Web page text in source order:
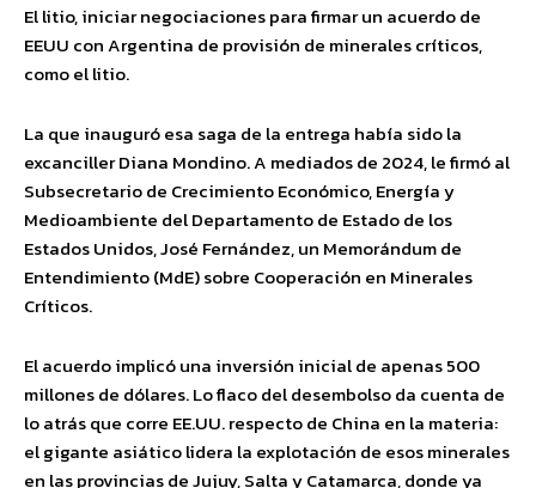
El litio, iniciar negociaciones para firmar un acuerdo de
EEUU con Argentina de provisión de minerales críticos,
como el litio.
La que inauguró esa saga de la entrega había sido la
excanciller Diana Mondino. A mediados de 2024, le firmó al
Subsecretario de Crecimiento Económico, Energía y
Medioambiente del Departamento de Estado de los
Estados Unidos, José Fernández, un Memorándum de
Entendimiento (MdE) sobre Cooperación en Minerales
Críticos.
El acuerdo implicó una inversión inicial de apenas 500
millones de dólares. Lo flaco del desembolso da cuenta de
lo atrás que corre EE.UU. respecto de China en la materia:
el gigante asiático lidera la explotación de esos minerales
en las provincias de Jujuy, Salta y Catamarca, donde ya